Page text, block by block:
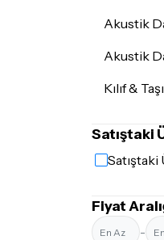
Satıştaki
Fiyat
-